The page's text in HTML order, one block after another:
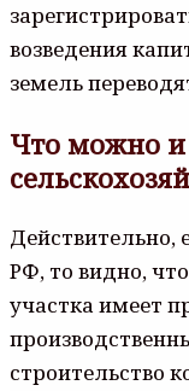
возведения
земель
Что можно и
Действительно,
РФ, то видно,
участка имеет
строительство